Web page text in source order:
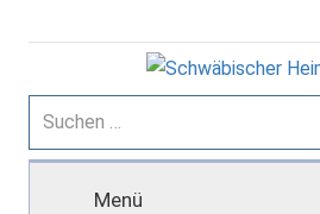
Inhalt
Schwäbischer
Heimatbund
Suchen
nach:
Menü